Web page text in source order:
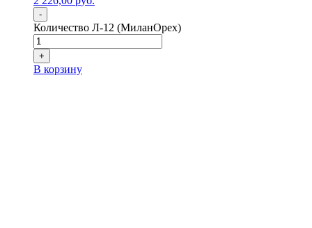
-
Количество Л-12 (МиланОрех)
+
В корзину